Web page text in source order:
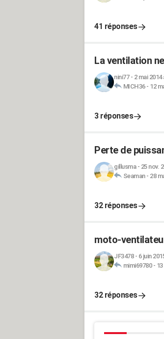
41 réponses
La ventilation
nini77- 2 mai 2014
MICH36- 12
3 réponses
Perte de
gillusma- 25 nov.
Seaman- 28
32 réponses
moto-
JF3478- 6 juin
mimi69780-
32 réponses